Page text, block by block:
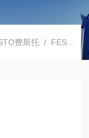
费斯托 / FESTO电磁阀